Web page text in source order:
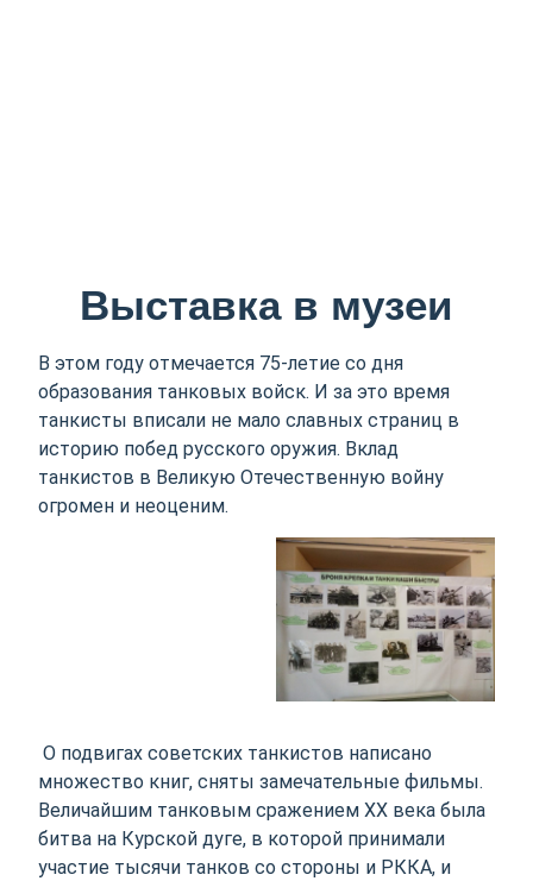
Выставка в музеи
В этом году отмечается 75-летие со дня
образования танковых войск. И за это время
танкисты вписали не мало славных страниц в
историю побед русского оружия. Вклад
танкистов в Великую Отечественную войну
огромен и неоценим.
О подвигах советских танкистов написано
множество книг, сняты замечательные фильмы.
Величайшим танковым сражением ХХ века была
битва на Курской дуге, в которой принимали
участие тысячи танков со стороны и РККА, и